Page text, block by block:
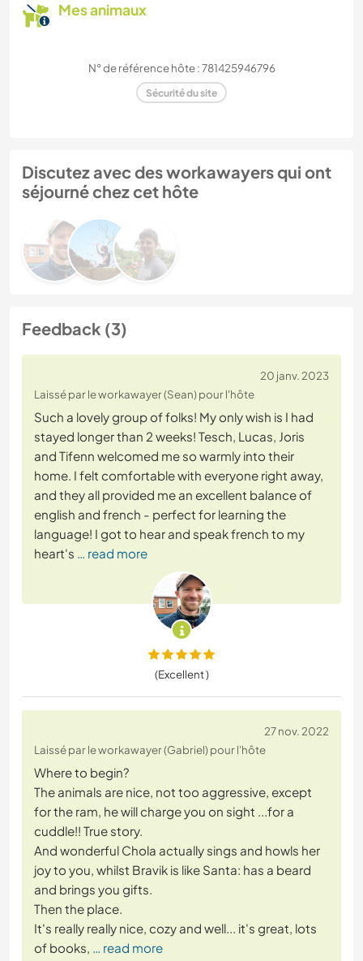
Mes animaux
N° de référence hôte : 781425946796
Sécurité du site
Discutez avec des workawayers qui ont
séjourné chez cet hôte
Feedback (3)
20 janv. 2023
Laissé par le workawayer (Sean) pour l'hôte
Such a lovely group of folks! My only wish is I had
stayed longer than 2 weeks! Tesch, Lucas, Joris
and Tifenn welcomed me so warmly into their
home. I felt comfortable with everyone right away,
and they all provided me an excellent balance of
english and french - perfect for learning the
language! I got to hear and speak french to my
heart's … read more
(Excellent )
27 nov. 2022
Laissé par le workawayer (Gabriel) pour l'hôte
Where to begin?
The animals are nice, not too aggressive, except
for the ram, he will charge you on sight ...for a
cuddle!! True story.
And wonderful Chola actually sings and howls her
joy to you, whilst Bravik is like Santa: has a beard
and brings you gifts.
Then the place.
It's really really nice, cozy and well... it's great, lots
of books, … read more